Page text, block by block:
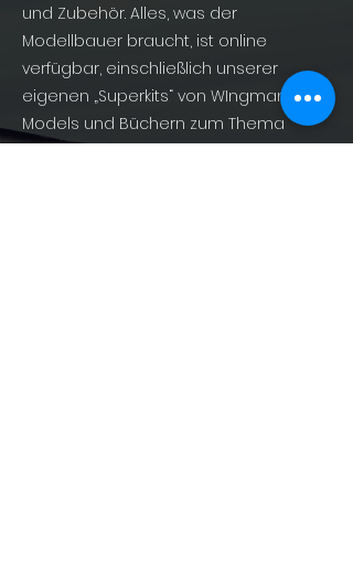
und Zubehör. Alles, was der
Modellbauer braucht, ist online
verfügbar, einschließlich unserer
eigenen „Superkits“ von WIngman
Models und Büchern zum Thema
Militärluftfahrt von AirDOC Publishing –